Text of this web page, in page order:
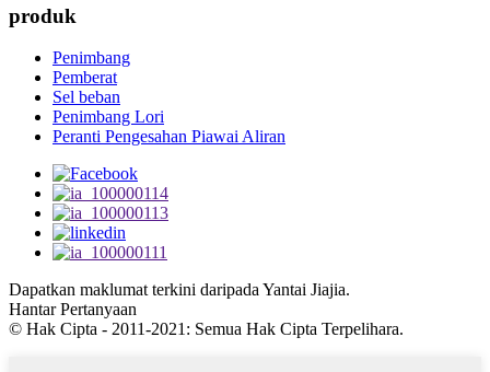
produk
Penimbang
Pemberat
Sel beban
Penimbang Lori
Peranti Pengesahan Piawai Aliran
Dapatkan maklumat terkini daripada Yantai Jiajia.
Hantar Pertanyaan
© Hak Cipta - 2011-2021: Semua Hak Cipta Terpelihara.